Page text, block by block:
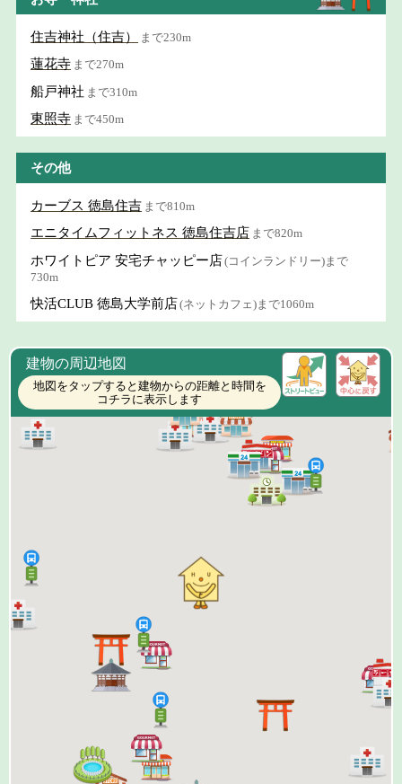
住吉神社（住吉） まで230m
蓮花寺 まで270m
船戸神社 まで310m
東照寺 まで450m
その他
カーブス 徳島住吉 まで810m
エニタイムフィットネス 徳島住吉店 まで820m
ホワイトピア 安宅チャッピー店(コインランドリー)まで
730m
快活CLUB 徳島大学前店(ネットカフェ)まで1060m
建物の周辺地図
地図をタップすると建物からの距離と時間を
コチラに表示します